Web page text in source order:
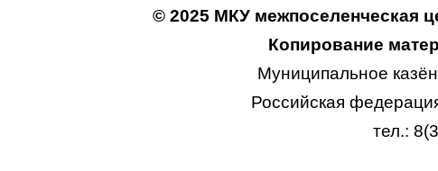
© 2025 МКУ межпоселенческая
Копирование
Муниципальное
Российская
тел.: